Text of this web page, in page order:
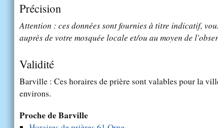
Précision
Attention : ces données sont fournies à titre indicatif,
auprès de votre mosquée locale et/ou au moyen de
Validité
Barville : Ces horaires de prière sont valables pour la
environs.
Proche de Barville